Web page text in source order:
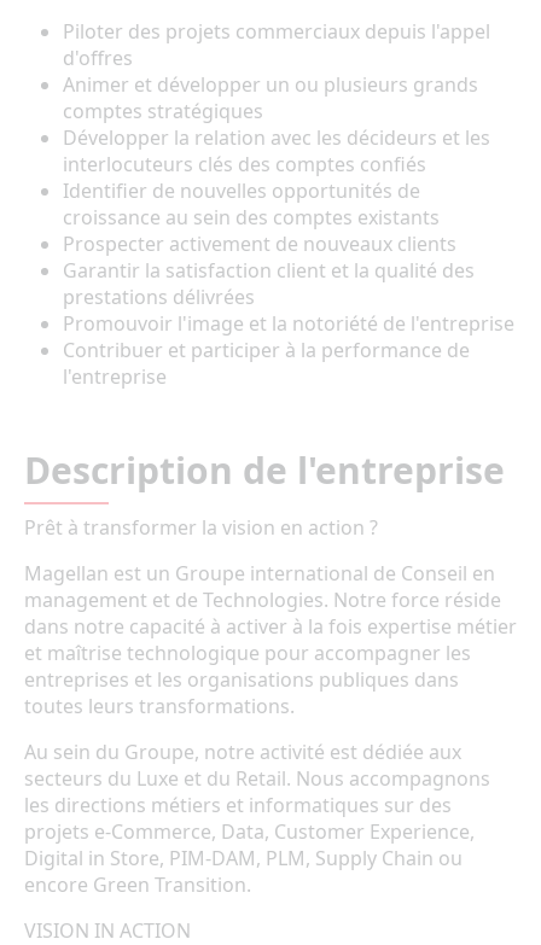
Piloter des projets commerciaux depuis l'appel
d'offres
Animer et développer un ou plusieurs grands
comptes stratégiques
Développer la relation avec les décideurs et les
interlocuteurs clés des comptes confiés
Identifier de nouvelles opportunités de
croissance au sein des comptes existants
Prospecter activement de nouveaux clients
Garantir la satisfaction client et la qualité des
prestations délivrées
Promouvoir l'image et la notoriété de l'entreprise
Contribuer et participer à la performance de
l'entreprise
Description de l'entreprise
Prêt à transformer la vision en action ?
Magellan est un Groupe international de Conseil en
management et de Technologies. Notre force réside
dans notre capacité à activer à la fois expertise métier
et maîtrise technologique pour accompagner les
entreprises et les organisations publiques dans
toutes leurs transformations.
Au sein du Groupe, notre activité est dédiée aux
secteurs du Luxe et du Retail. Nous accompagnons
les directions métiers et informatiques sur des
projets e-Commerce, Data, Customer Experience,
Digital in Store, PIM-DAM, PLM, Supply Chain ou
encore Green Transition.
VISION IN ACTION